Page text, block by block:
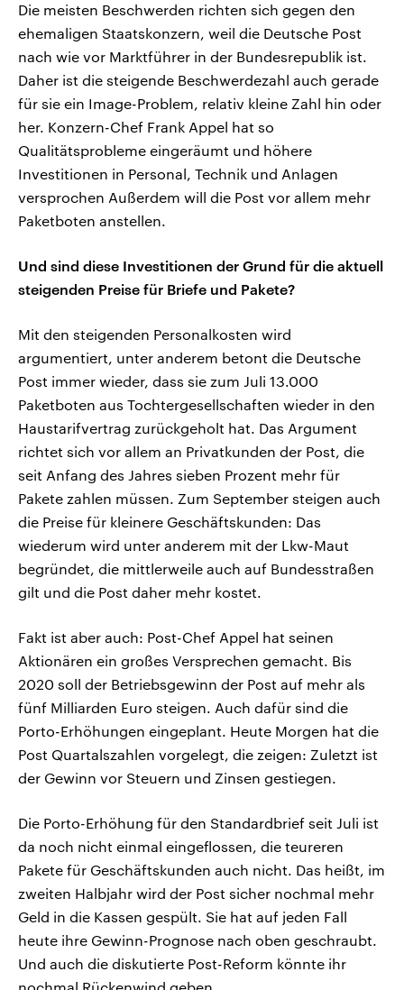
Die meisten Beschwerden richten sich gegen den
ehemaligen Staatskonzern, weil die Deutsche Post
nach wie vor Marktführer in der Bundesrepublik ist.
Daher ist die steigende Beschwerdezahl auch gerade
für sie ein Image-Problem, relativ kleine Zahl hin oder
her. Konzern-Chef Frank Appel hat so
Qualitätsprobleme eingeräumt und höhere
Investitionen in Personal, Technik und Anlagen
versprochen Außerdem will die Post vor allem mehr
Paketboten anstellen.
Und sind diese Investitionen der Grund für die aktuell
steigenden Preise für Briefe und Pakete?
Mit den steigenden Personalkosten wird
argumentiert, unter anderem betont die Deutsche
Post immer wieder, dass sie zum Juli 13.000
Paketboten aus Tochtergesellschaften wieder in den
Haustarifvertrag zurückgeholt hat. Das Argument
richtet sich vor allem an Privatkunden der Post, die
seit Anfang des Jahres sieben Prozent mehr für
Pakete zahlen müssen. Zum September steigen auch
die Preise für kleinere Geschäftskunden: Das
wiederum wird unter anderem mit der Lkw-Maut
begründet, die mittlerweile auch auf Bundesstraßen
gilt und die Post daher mehr kostet.
Fakt ist aber auch: Post-Chef Appel hat seinen
Aktionären ein großes Versprechen gemacht. Bis
2020 soll der Betriebsgewinn der Post auf mehr als
fünf Milliarden Euro steigen. Auch dafür sind die
Porto-Erhöhungen eingeplant. Heute Morgen hat die
Post Quartalszahlen vorgelegt, die zeigen: Zuletzt ist
der Gewinn vor Steuern und Zinsen gestiegen.
Die Porto-Erhöhung für den Standardbrief seit Juli ist
da noch nicht einmal eingeflossen, die teureren
Pakete für Geschäftskunden auch nicht. Das heißt, im
zweiten Halbjahr wird der Post sicher nochmal mehr
Geld in die Kassen gespült. Sie hat auf jeden Fall
heute ihre Gewinn-Prognose nach oben geschraubt.
Und auch die diskutierte Post-Reform könnte ihr